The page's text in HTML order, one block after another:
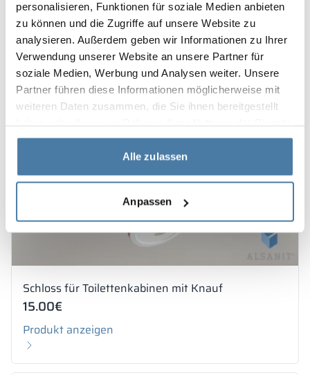
personalisieren, Funktionen für soziale Medien anbieten
zu können und die Zugriffe auf unsere Website zu
analysieren. Außerdem geben wir Informationen zu Ihrer
Verwendung unserer Website an unsere Partner für
soziale Medien, Werbung und Analysen weiter. Unsere
Partner führen diese Informationen möglicherweise mit
weiteren Daten zusammen, die Sie ihnen bereitgestellt
gesammelt haben.
Alle zulassen
Anpassen
1-2 Wochen
Schloss für Toilettenkabinen mit Knauf
15.00€
Produkt anzeigen